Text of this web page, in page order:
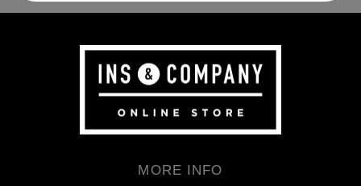
MORE INFO